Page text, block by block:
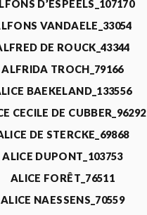
D’ESPEELS_107170
VANDAELE_33054
DE ROUCK_43344
ALFRIDA TROCH_79166
BAEKELAND_133556
CECILE DE CUBBER_96292
DE STERCKE_69868
ALICE DUPONT_103753
ALICE FORÊT_76511
ALICE NAESSENS_70559